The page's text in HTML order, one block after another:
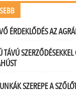
ÉRDEKLŐDÉS AZ
TÁVÚ
SZEREPE A